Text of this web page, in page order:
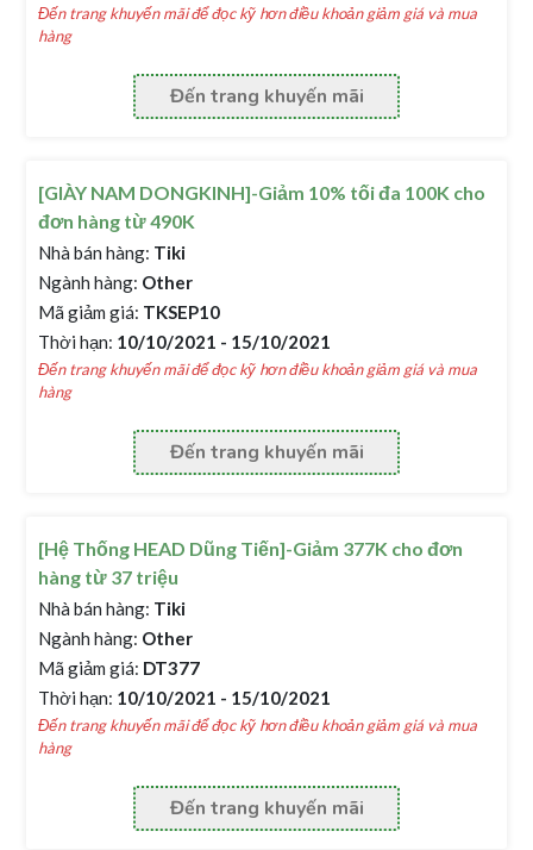
Đến trang khuyến mãi để đọc kỹ hơn điều khoản giảm giá và mua
hàng
Đến trang khuyến mãi
[GIÀY NAM DONGKINH]-Giảm 10% tối đa 100K cho
đơn hàng từ 490K
Nhà bán hàng: Tiki
Ngành hàng: Other
Mã giảm giá: TKSEP10
Thời hạn: 10/10/2021 - 15/10/2021
Đến trang khuyến mãi để đọc kỹ hơn điều khoản giảm giá và mua
hàng
Đến trang khuyến mãi
[Hệ Thống HEAD Dũng Tiến]-Giảm 377K cho đơn
hàng từ 37 triệu
Nhà bán hàng: Tiki
Ngành hàng: Other
Mã giảm giá: DT377
Thời hạn: 10/10/2021 - 15/10/2021
Đến trang khuyến mãi để đọc kỹ hơn điều khoản giảm giá và mua
hàng
Đến trang khuyến mãi